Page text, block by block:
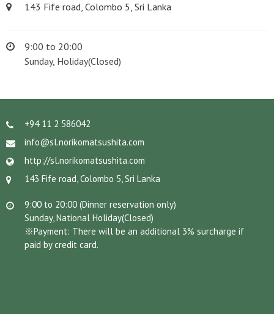
143 Fife road, Colombo 5, Sri Lanka
9:00 to 20:00
Sunday, Holiday(Closed)
+94 11 2 586042
info@sl.norikomatsushita.com
http://sl.norikomatsushita.com
143 Fife road, Colombo 5, Sri Lanka
9:00 to 20:00 (Dinner reservation only)
Sunday, National Holiday(Closed)
※Payment: There will be an additional 3% surcharge if
paid by credit card.